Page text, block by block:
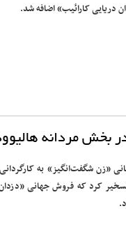
دریایی کارائیب» اضافه شد.
مردانه
«زن شگفت‌انگیز» به
کرد که فروش جهانی «دزدان